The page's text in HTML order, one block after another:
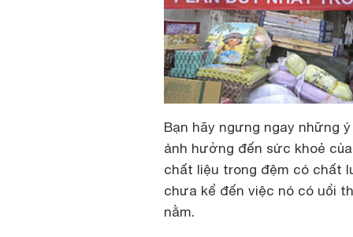
Bạn hãy ngưng ngay những
ảnh hưởng đến sức khoẻ
chất liệu trong đệm có chất
chưa kể đến việc nó có uổi
nằm.